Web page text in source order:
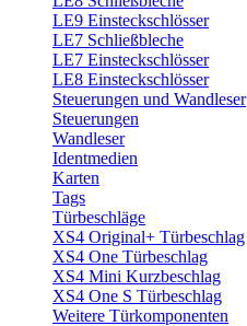
LE9 Einsteckschlösser
LE7 Schließbleche
LE7 Einsteckschlösser
LE8 Einsteckschlösser
Steuerungen und Wandleser
Steuerungen
Wandleser
Identmedien
Karten
Tags
Türbeschläge
XS4 Original+ Türbeschlag
XS4 One Türbeschlag
XS4 Mini Kurzbeschlag
XS4 One S Türbeschlag
Weitere Türkomponenten